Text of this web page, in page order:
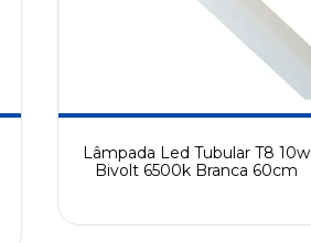
Lâmpada Led Tubular T8 10w
Bivolt 6500k Branca 60cm